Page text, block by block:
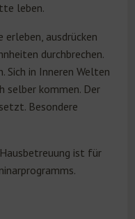
leben.
ausdrücken
durchbrechen.
Sich in Inneren Welten
selber kommen. Der
Besondere
ist für